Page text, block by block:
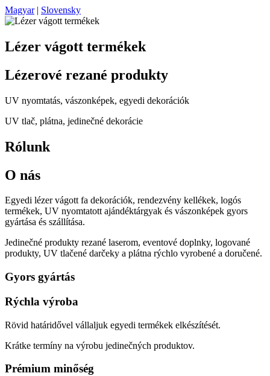
Magyar| Slovensky
Lézer vágott termékek
Lézerové rezané produkty
UV nyomtatás, vászonképek, egyedi dekorációk
UV tlač, plátna, jedinečné dekorácie
Rólunk
O nás
Egyedi lézer vágott fa dekorációk, rendezvény kellékek, logós
termékek, UV nyomtatott ajándéktárgyak és vászonképek gyors
gyártása és szállítása.
Jedinečné produkty rezané laserom, eventové doplnky, logované
produkty, UV tlačené darčeky a plátna rýchlo vyrobené a doručené.
Gyors gyártás
Rýchla výroba
Rövid határidővel vállaljuk egyedi termékek elkészítését.
Krátke termíny na výrobu jedinečných produktov.
Prémium minőség